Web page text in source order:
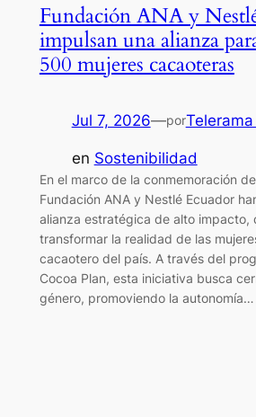
Fundación ANA y
impulsan una alianza
500 mujeres cacaoteras
Jul 7, 2026—por
en Sostenibilidad
En el marco de la conmemoración
Fundación ANA y Nestlé Ecuador
alianza estratégica de alto impacto,
transformar la realidad de las
cacaotero del país. A través del
Cocoa Plan, esta iniciativa busca
género, promoviendo la autonomía…